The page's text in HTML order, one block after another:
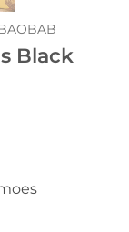
Black